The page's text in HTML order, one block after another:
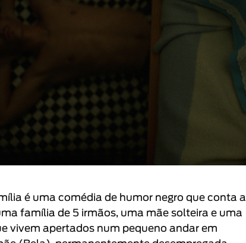
é uma comédia de humor negro que conta a
família de 5 irmãos, uma mãe solteira e uma
vivem apertados num pequeno andar em